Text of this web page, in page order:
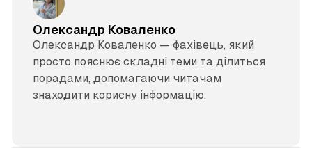
Олександр Коваленко
Олександр Коваленко — фахівець, який
просто пояснює складні теми та ділиться
порадами, допомагаючи читачам
знаходити корисну інформацію.